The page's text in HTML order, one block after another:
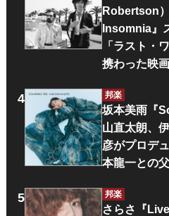
Robertson
Insomnia』
「ラスト・
携わった映
邦楽
坂本美雨『
山直太朗、
彦がプロデ
本龍一との
邦楽
さらさ『